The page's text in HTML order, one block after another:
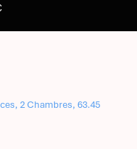
2 Chambres, 63.45